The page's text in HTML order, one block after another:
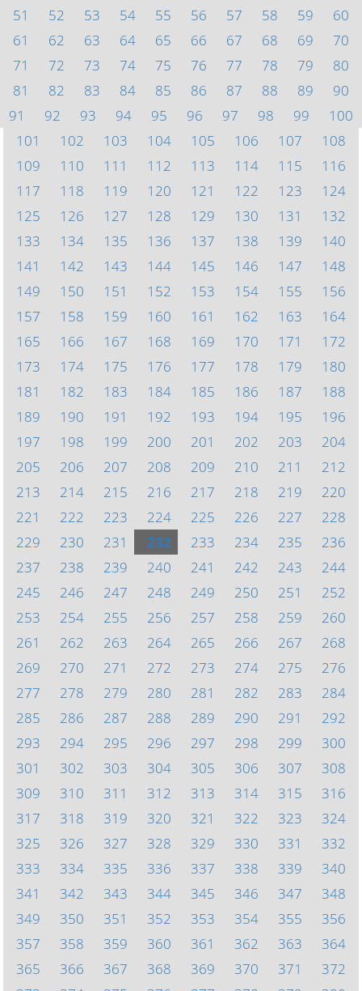
51
52 53 54 55 56 57 58 59
60
61
62 63 64 65 66 67 68 69
70
71
72 73 74 75 76 77 78 79
80
81
82 83 84 85 86 87 88 89
90
91
92 93 94 95 96 97 98 99
100
101
102 103 104 105 106 107
108
109
110 111 112 113 114 115
116
117
118 119 120 121 122 123
124
125
126 127 128 129 130 131
132
133
134 135 136 137 138 139
140
141
142 143 144 145 146 147
148
149
150 151 152 153 154 155
156
157
158 159 160 161 162 163
164
165
166 167 168 169 170 171
172
173
174 175 176 177 178 179
180
181
182 183 184 185 186 187
188
189
190 191 192 193 194 195
196
197
198 199 200 201 202 203
204
205
206 207 208 209 210 211
212
213
214 215 216 217 218 219
220
221
222 223 224 225 226 227
228
229
230 231 232 233 234 235
236
237
238 239 240 241 242 243
244
245
246 247 248 249 250 251
252
253
254 255 256 257 258 259
260
261
262 263 264 265 266 267
268
269
270 271 272 273 274 275
276
277
278 279 280 281 282 283
284
285
286 287 288 289 290 291
292
293
294 295 296 297 298 299
300
301
302 303 304 305 306 307
308
309
310 311 312 313 314 315
316
317
318 319 320 321 322 323
324
325
326 327 328 329 330 331
332
333
334 335 336 337 338 339
340
341
342 343 344 345 346 347
348
349
350 351 352 353 354 355
356
357
358 359 360 361 362 363
364
365
366 367 368 369 370 371
372